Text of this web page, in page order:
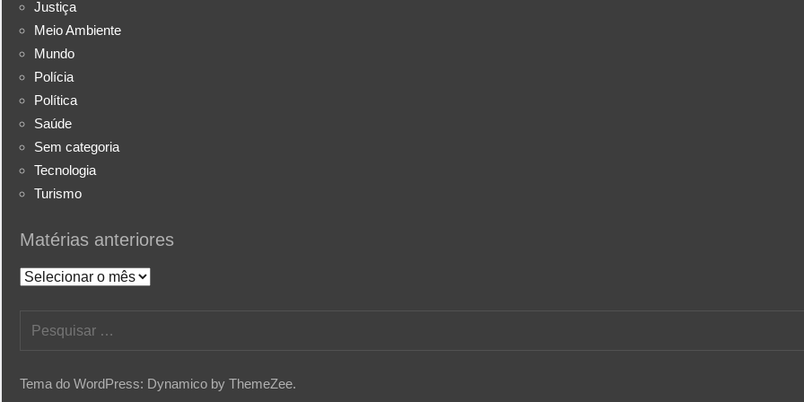
Justiça
Meio Ambiente
Mundo
Polícia
Política
Saúde
Sem categoria
Tecnologia
Turismo
Matérias anteriores
Matérias
Tema do WordPress: Dynamico by ThemeZee.